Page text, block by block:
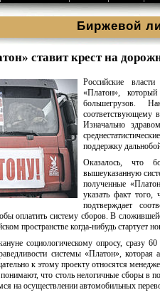
Биржевой
ставит крест на
Российские
«Платон»,
большегрузов.
соответствующему
Изначально
поддержку
Оказалось, что
вышеуказанную
полученные
указать факт того,
подтверждает
оплатить систему сборов. В
пространстве когда-нибудь стартует
социологическому опросу, сразу
системы «Платон», которая
к этому проекту относятся
что столь нелогичные сборы в
на осуществлении автомобильных